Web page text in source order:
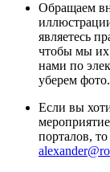
Обращаем
являетесь
чтобы мы их
нами по
уберем фото.
Если вы
порталов,